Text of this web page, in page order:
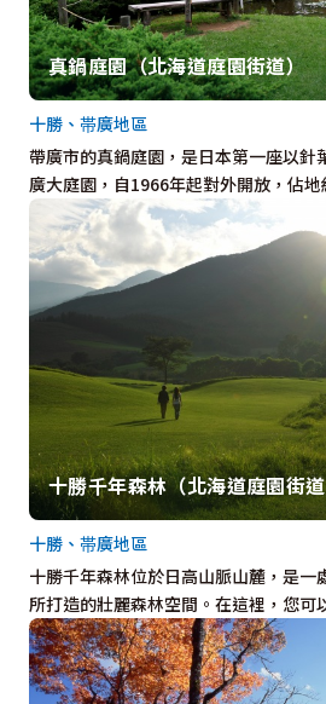
真鍋庭園（北海道庭園街道）
帶廣市的真鍋庭園，是日本第一座以
廣大庭園，自1966年起對外開放，佔
十勝、帯廣地區
十勝千年森林（北海道庭園街
十勝千年森林位於日高山脈山麓，是一
所打造的壯麗森林空間。在這裡，您可
十勝、帯廣地區